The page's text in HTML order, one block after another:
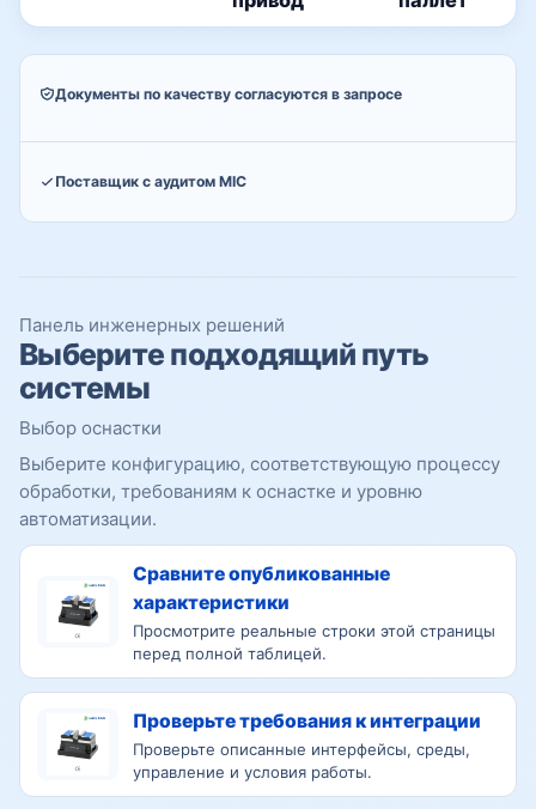
Документы по качеству согласуются в запросе
Поставщик с аудитом MIC
Панель инженерных решений
Выберите подходящий путь
системы
Выбор оснастки
Выберите конфигурацию, соответствующую процессу
обработки, требованиям к оснастке и уровню
автоматизации.
Сравните опубликованные
характеристики
Просмотрите реальные строки этой страницы
перед полной таблицей.
Проверьте требования к интеграции
Проверьте описанные интерфейсы, среды,
управление и условия работы.